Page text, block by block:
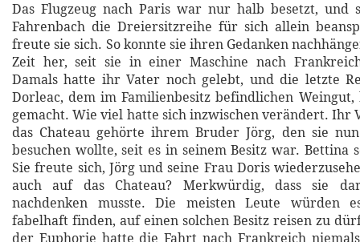
Das Flugzeug nach Paris war nur halb besetzt, und
Fahrenbach die Dreiersitzreihe für sich allein
freute sie sich. So konnte sie ihren Gedanken
Zeit her, seit sie in einer Maschine nach
Damals hatte ihr Vater noch gelebt, und die letzte
Dorleac, dem im Familienbesitz befindlichen
gemacht. Wie viel hatte sich inzwischen verändert. Ihr
das Chateau gehörte ihrem Bruder Jörg, den sie
besuchen wollte, seit es in seinem Besitz war. Bettina
Sie freute sich, Jörg und seine Frau Doris
auch auf das Chateau? Merkwürdig, dass sie
nachdenken musste. Die meisten Leute würden
fabelhaft finden, auf einen solchen Besitz reisen zu